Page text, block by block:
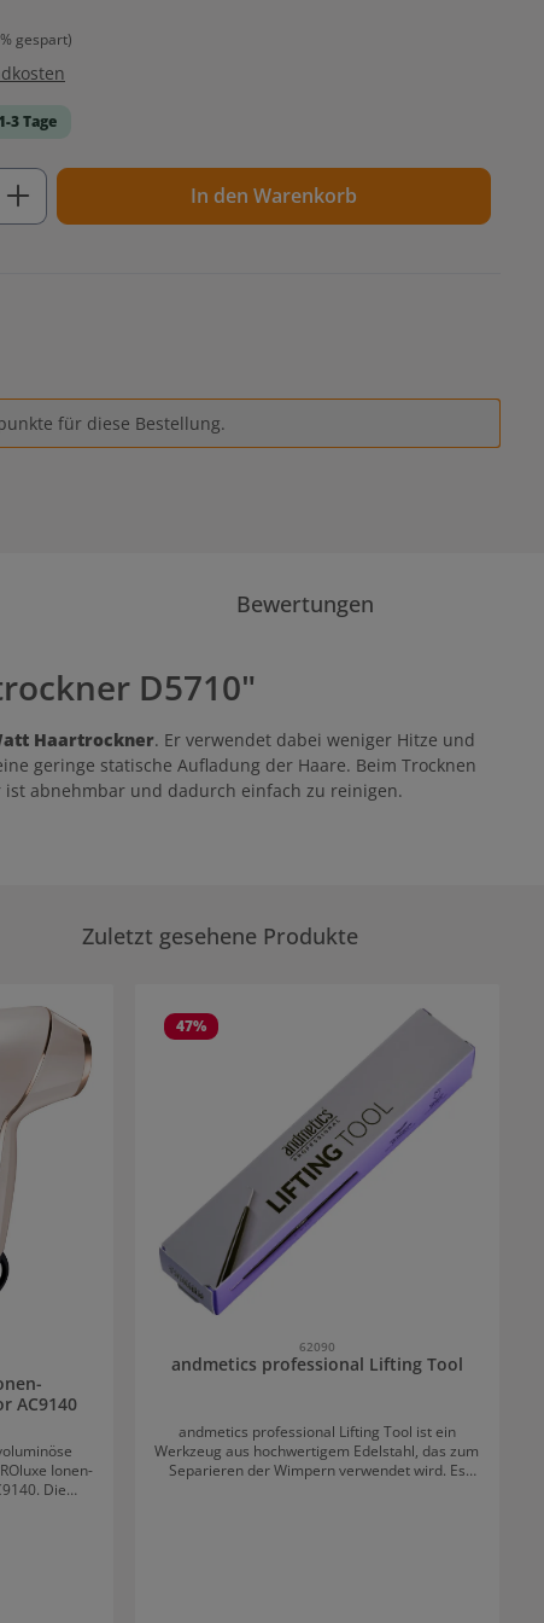
gespart)
3 Tage
den gewünschten Wert ein oder
In den Warenkorb
für diese Bestellung.
Bewertungen
D5710"
Haartrockner. Er verwendet dabei weniger Hitze und
geringe statische Aufladung der Haare. Beim Trocknen
abnehmbar und dadurch einfach zu reinigen.
Zuletzt gesehene Produkte
AC9140
Ionen-
Die
47%
62090
andmetics professional Lifting Tool
andmetics professional Lifting Tool ist ein
Werkzeug aus hochwertigem Edelstahl, das zum
Separieren der Wimpern verwendet wird. Es